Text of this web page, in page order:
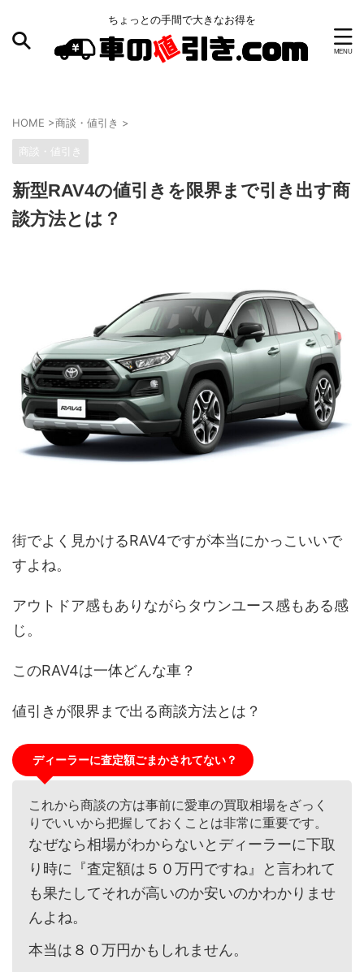
ちょっとの手間で大きなお得を
HOME >商談・値引き >
商談・値引き
新型RAV4の値引きを限界まで引き出す商
談方法とは？
街でよく見かけるRAV4ですが本当にかっこいいで
すよね。
アウトドア感もありながらタウンユース感もある感
じ。
このRAV4は一体どんな車？
値引きが限界まで出る商談方法とは？
ディーラーに査定額ごまかされてない？
これから商談の方は事前に愛車の買取相場をざっく
りでいいから把握しておくことは非常に重要です。
なぜなら相場がわからないとディーラーに下取
り時に『査定額は５０万円ですね』と言われて
も果たしてそれが高いのか安いのかわかりませ
んよね。
本当は８０万円かもしれません。